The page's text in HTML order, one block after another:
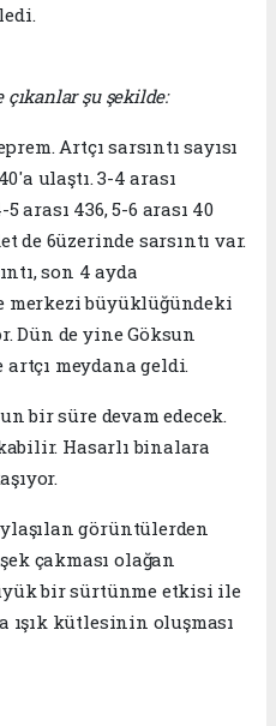
çıkanlar şu şekilde:
Artçı sarsıntı sayısı
ulaştı. 3-4 arası
arası 436, 5-6 arası 40
de 6üzerinde sarsıntı var.
son 4 ayda
merkezi büyüklüğündeki
Dün de yine Göksun
meydana geldi.
bir süre devam edecek.
Hasarlı binalara
görüntülerden
çakması olağan
bir sürtünme etkisi ile
ışık kütlesinin oluşması